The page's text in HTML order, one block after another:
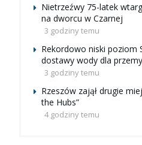
Nietrzeźwy 75-latek
na dworcu w Czarnej
3 godziny temu
Rekordowo niski poziom
dostawy wody dla
3 godziny temu
Rzeszów zajął drugie
the Hubs”
4 godziny temu